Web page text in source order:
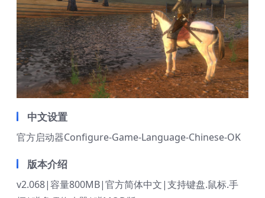
中文设置
官方启动器Configure-Game-Language-Chinese-OK
版本介绍
v2.068|容量800MB|官方简体中文|支持键盘.鼠标.手